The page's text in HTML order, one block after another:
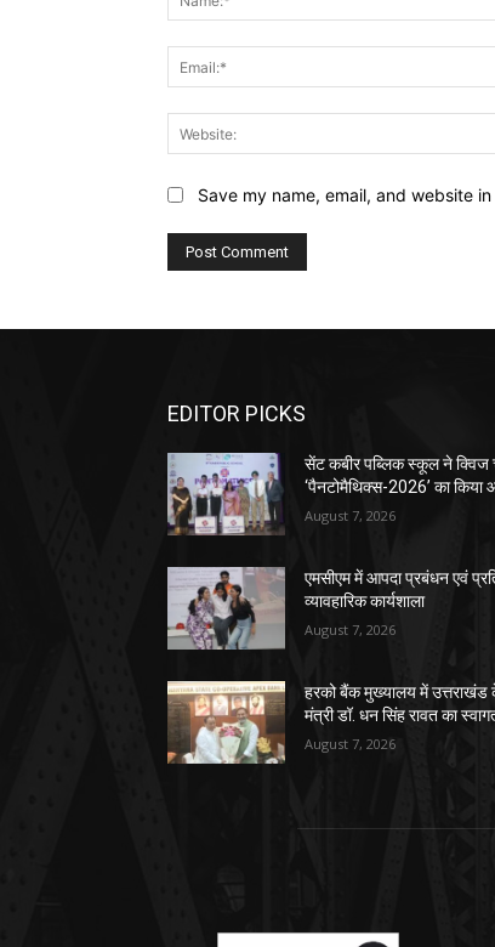
Save my name, email, and website
EDITOR PICKS
सेंट कबीर पब्लिक स्कूल ने क्विज
‘पैनटोमैथिक्स-2026’ का किया
August 7, 2026
एमसीएम में आपदा प्रबंधन एवं
व्यावहारिक कार्यशाला
August 7, 2026
हरको बैंक मुख्यालय में
मंत्री डॉ. धन सिंह रावत का
August 7, 2026